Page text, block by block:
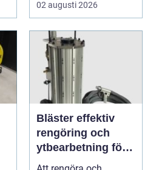
02 augusti 2026
Bläster effektiv
rengöring och
ytbearbetning för
proffs och